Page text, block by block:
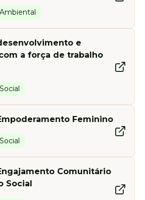
e
a força de trabalho
Feminino
Comunitário
Social